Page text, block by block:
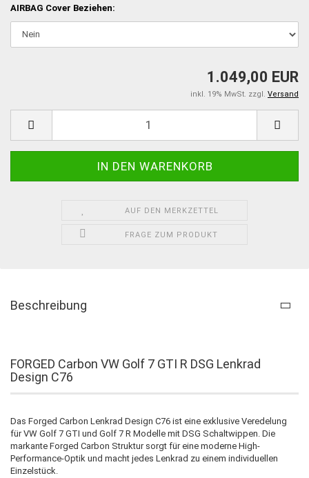
AIRBAG Cover Beziehen:
1.049,00 EUR
inkl. 19% MwSt. zzgl. Versand
AUF DEN MERKZETTEL
FRAGE ZUM PRODUKT
Beschreibung
FORGED Carbon VW Golf 7 GTI R DSG Lenkrad
Design C76
Das Forged Carbon Lenkrad Design C76 ist eine exklusive Veredelung
für VW Golf 7 GTI und Golf 7 R Modelle mit DSG Schaltwippen. Die
markante Forged Carbon Struktur sorgt für eine moderne High-
Performance-Optik und macht jedes Lenkrad zu einem individuellen
Einzelstück.